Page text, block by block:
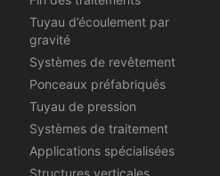
Tuyau d’écoulement par
gravité
Systèmes de revêtement
Ponceaux préfabriqués
Tuyau de pression
Systèmes de traitement
Applications spécialisées
Structures verticales